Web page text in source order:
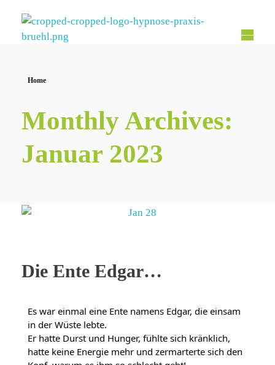
Home
Monthly Archives:
Januar 2023
Die Ente Edgar…
Es war einmal eine Ente namens Edgar, die einsam
in der Wüste lebte.
Er hatte Durst und Hunger, fühlte sich kränklich,
hatte keine Energie mehr und zermarterte sich den